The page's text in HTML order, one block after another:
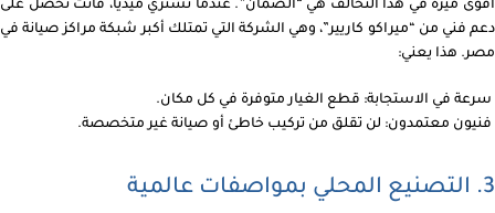
أقوى ميزة في هذا التحالف هي “الضمان”. عندما تشتري ميديا، فأنت تحصل على
دعم فني من “ميراكو كاريير”، وهي الشركة التي تمتلك أكبر شبكة مراكز صيانة في
مصر. هذا يعني:
سرعة في الاستجابة: قطع الغيار متوفرة في كل مكان.
فنيون معتمدون: لن تقلق من تركيب خاطئ أو صيانة غير متخصصة.
3. التصنيع المحلي بمواصفات عالمية